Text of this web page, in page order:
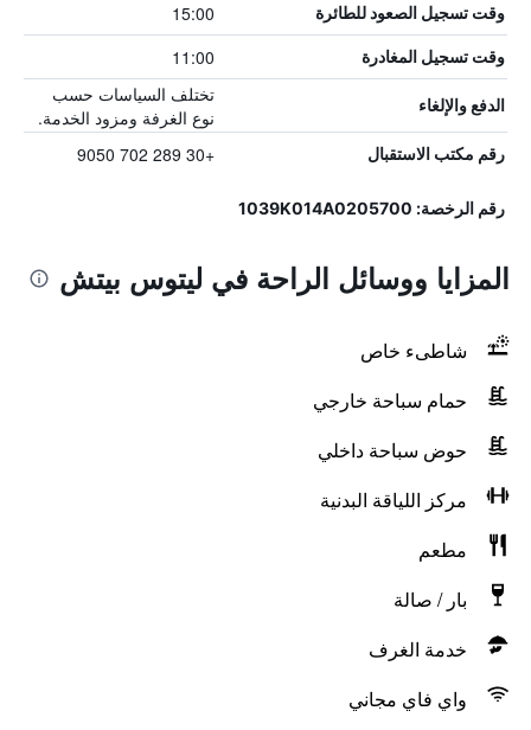
وقت تسجيل الصعود للطائرة 15:00
وقت تسجيل المغادرة 11:00
الدفع والإلغاء
تختلف السياسات حسب
نوع الغرفة ومزود الخدمة.
رقم مكتب الاستقبال +30 289 702 9050
رقم الرخصة: 1039Κ014Α0205700
المزايا ووسائل الراحة في ليتوس بيتش
شاطىء خاص
حمام سباحة خارجي
حوض سباحة داخلي
مركز اللياقة البدنية
مطعم
بار / صالة
خدمة الغرف
واي فاي مجاني